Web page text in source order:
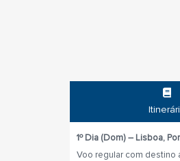
1º Dia (Dom) – Lisboa,
Voo regular com destino